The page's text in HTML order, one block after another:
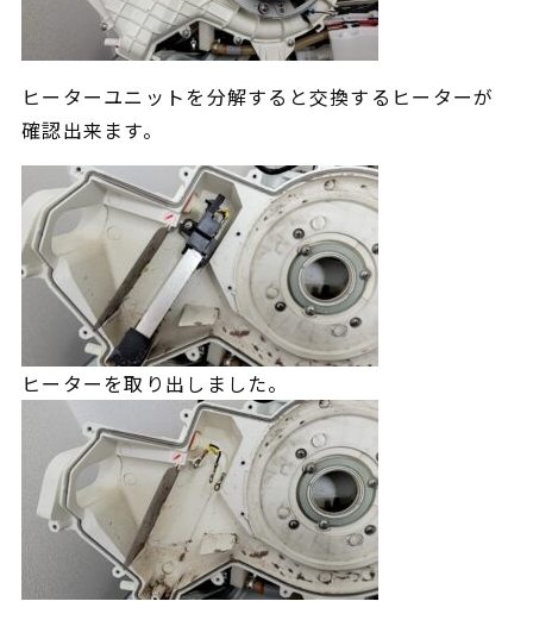
ヒーターユニットを分解すると交換するヒーターが
確認出来ます。
ヒーターを取り出しました。